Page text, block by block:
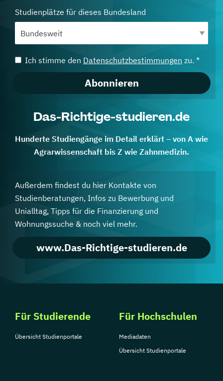
Studienplätze für dieses Bundesland
Ich stimme den Datenschutzbestimmungen zu. *
Abonnieren
Das-Richtige-studieren.de
Hunderte Studiengänge im Detail erklärt – von A wie
Agrarwissenschaft bis Z wie Zahnmedizin.
Außerdem findest du hier Kontakte von
Studienberatungen, Infos zu Bewerbung und
Unialltag, Tipps für die Finanzierung und
Wohnungssuche & noch viel mehr.
www.Das-Richtige-studieren.de
Für Studierende
Übersicht Studienportale
Für Hochschulen
Mediadaten
Übersicht Studienportale